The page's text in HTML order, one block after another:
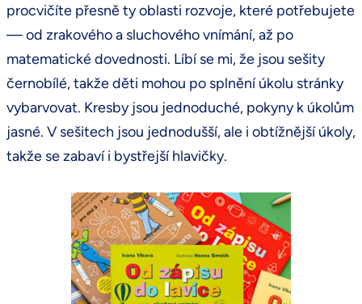
procvičíte přesně ty oblasti rozvoje, které potřebujete
— od zrakového a sluchového vnímání, až po
matematické dovednosti. Líbí se mi, že jsou sešity
černobílé, takže děti mohou po splnění úkolu stránky
vybarvovat. Kresby jsou jednoduché, pokyny k úkolům
jasné. V sešitech jsou jednodušší, ale i obtížnější úkoly,
takže se zabaví i bystřejší hlavičky.